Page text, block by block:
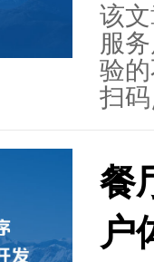
整
时
系
业
读
出
该
服
验
扫
了
素
定
餐
户